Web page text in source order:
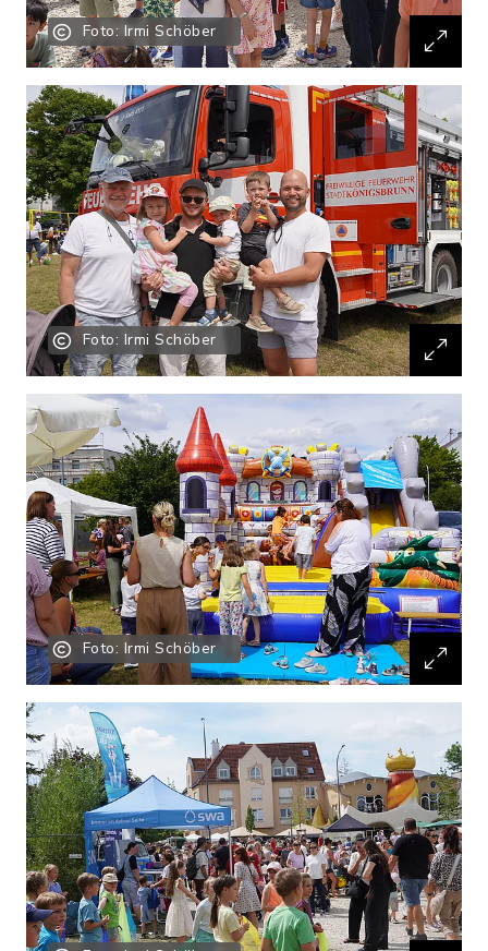
Foto: Irmi Schöber
Foto: Irmi Schöber
Foto: Irmi Schöber